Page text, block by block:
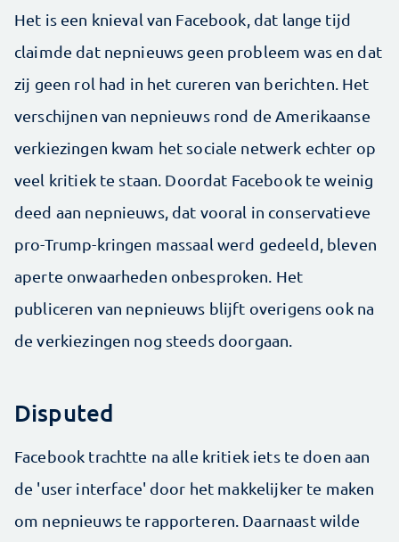
Het is een knieval van Facebook, dat lange tijd
claimde dat nepnieuws geen probleem was en dat
zij geen rol had in het cureren van berichten. Het
verschijnen van nepnieuws rond de Amerikaanse
verkiezingen kwam het sociale netwerk echter op
veel kritiek te staan. Doordat Facebook te weinig
deed aan nepnieuws, dat vooral in conservatieve
pro-Trump-kringen massaal werd gedeeld, bleven
aperte onwaarheden onbesproken. Het
publiceren van nepnieuws blijft overigens ook na
de verkiezingen nog steeds doorgaan.
Disputed
Facebook trachtte na alle kritiek iets te doen aan
de 'user interface' door het makkelijker te maken
om nepnieuws te rapporteren. Daarnaast wilde